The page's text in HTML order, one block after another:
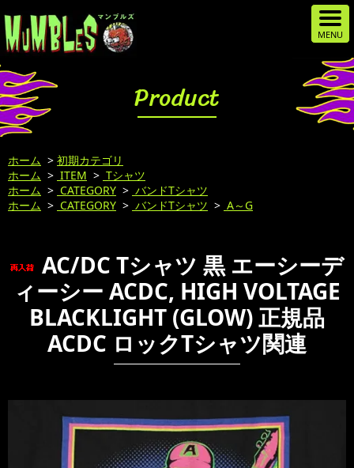
Product
ホーム > 初期カテゴリ
ホーム > ITEM > Tシャツ
ホーム > CATEGORY > バンドTシャツ
ホーム > CATEGORY > バンドTシャツ > A～G
AC/DC Tシャツ 黒 エーシーデ
ィーシー ACDC, HIGH VOLTAGE
BLACKLIGHT (GLOW) 正規品
ACDC ロックTシャツ関連